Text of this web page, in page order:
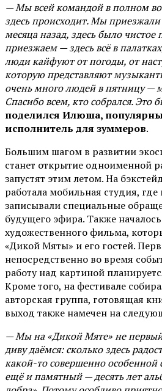
— Мы всей командой в полном
здесь происходит. Мы
месяца назад, здесь было чистое
приезжаем — здесь всё в
люди кайфуют от погоды, от
которую представляют
очень много людей в пятницу —
Спасибо всем, кто собрался. Это
поделился Илюша,
исполнитель для зуммеров.
Большим шагом в развитии
станет открытие одноименной
запустят этим летом. На
работала мобильная студия,
записывали специальные
будущего эфира. Также
художественного фильма,
«Дикой Мяты» и его гостей.
непосредственно во время
работу над картиной
Кроме того, на фестивале
авторская группа, готовящая
выход также намечен на
— Мы на «Дикой Мяте» не
диву даёмся: сколько здесь
какой-то совершенно особенной
ещё и памятный — десять лет